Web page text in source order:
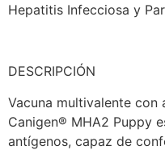
Hepatitis Infecciosa y
DESCRIPCIÓN
Vacuna multivalente con
Canigen® MHA2 Puppy
antígenos, capaz de